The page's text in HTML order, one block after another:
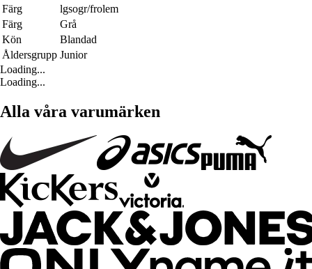
Färg
lgsogr/frolem
Färg
Grå
Kön
Blandad
Åldersgrupp Junior
Loading...
Loading...
Alla våra varumärken